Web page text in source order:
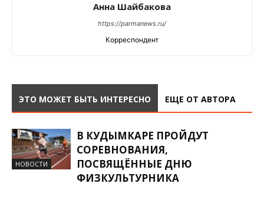
Анна Шайбакова
https://parmanews.ru/
Корреспондент
ЭТО МОЖЕТ БЫТЬ ИНТЕРЕСНО ЕЩЕ ОТ АВТОРА
НОВОСТИ
В КУДЫМКАРЕ ПРОЙДУТ
СОРЕВНОВАНИЯ,
ПОСВЯЩЁННЫЕ ДНЮ
ФИЗКУЛЬТУРНИКА